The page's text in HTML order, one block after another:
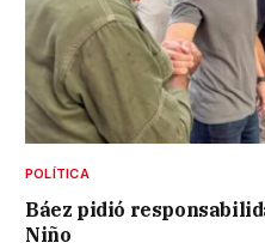
POLÍTICA
Báez pidió
Niño